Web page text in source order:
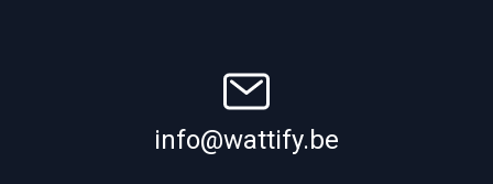
info@wattify.be